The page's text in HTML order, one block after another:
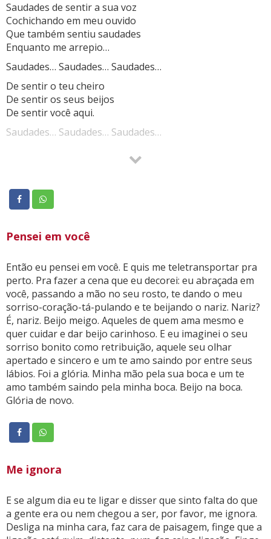
Saudades de sentir a sua voz
Cochichando em meu ouvido
Que também sentiu saudades
Enquanto me arrepio…
Saudades… Saudades… Saudades…
De sentir o teu cheiro
De sentir os seus beijos
De sentir você aqui.
Saudades… Saudades… Saudades…
Quando será que você meu amor…
Pensei em você
Então eu pensei em você. E quis me teletransportar pra
perto. Pra fazer a cena que eu decorei: eu abraçada em
você, passando a mão no seu rosto, te dando o meu
sorriso-coração-tá-pulando e te beijando o nariz. Nariz?
É, nariz. Beijo meigo. Aqueles de quem ama mesmo e
quer cuidar e dar beijo carinhoso. E eu imaginei o seu
sorriso bonito como retribuição, aquele seu olhar
apertado e sincero e um te amo saindo por entre seus
lábios. Foi a glória. Minha mão pela sua boca e um te
amo também saindo pela minha boca. Beijo na boca.
Glória de novo.
Me ignora
E se algum dia eu te ligar e disser que sinto falta do que
a gente era ou nem chegou a ser, por favor, me ignora.
Desliga na minha cara, faz cara de paisagem, finge que a